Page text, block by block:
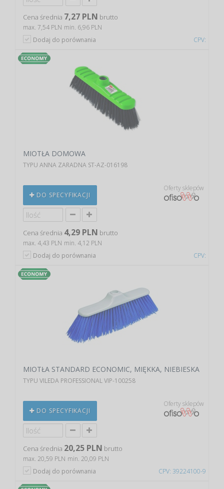
CPV:
Cena średnia 7,27 PLN brutto
max. 7,54 PLN min. 6,96 PLN
Dodaj do porównania
CPV:
MIOTŁA DOMOWA
TYPU ANNA ZARADNA ST-AZ-016198
DO SPECYFIKACJI
Oferty sklepów
Cena średnia 4,29 PLN brutto
max. 4,43 PLN min. 4,12 PLN
Dodaj do porównania
CPV: 39224100-9
MIOTŁA STANDARD ECONOMIC, MIĘKKA, NIEBIESKA
TYPU VILEDA PROFESSIONAL VIP-100258
DO SPECYFIKACJI
Oferty sklepów
Cena średnia 20,25 PLN brutto
max. 20,59 PLN min. 20,09 PLN
Dodaj do porównania